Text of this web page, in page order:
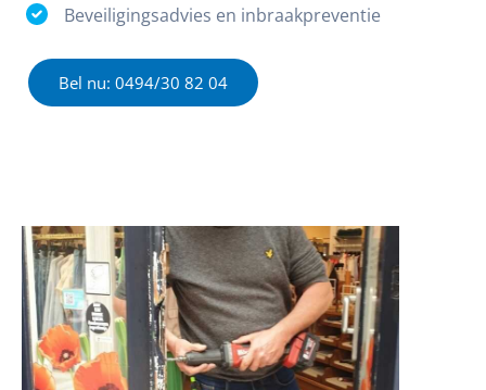
Beveiligingsadvies en inbraakpreventie
Bel nu: 0494/30 82 04